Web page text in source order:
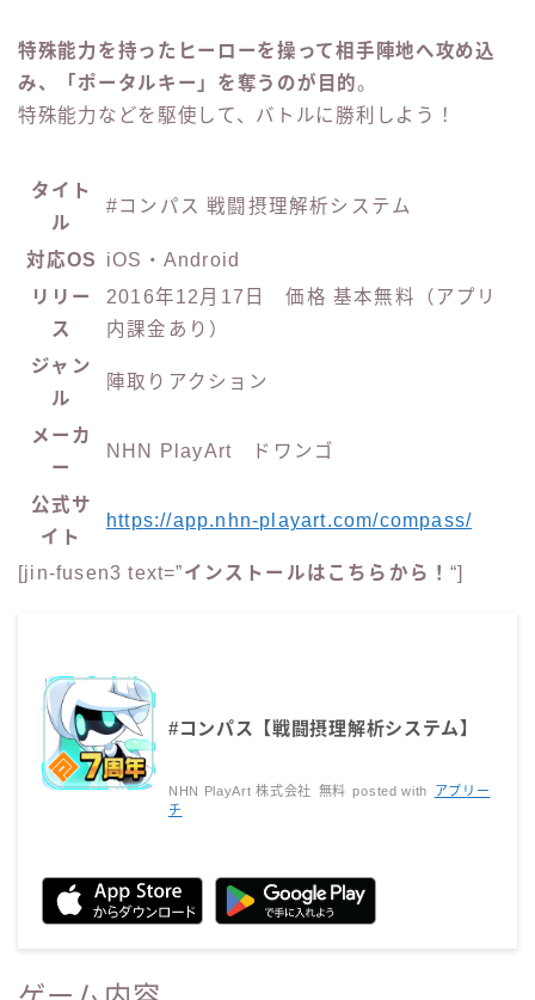
特殊能力を持ったヒーローを操って相手陣地へ攻め込
み、
「ポータルキー」を奪うのが目的。
特殊能力などを駆使して、バトルに勝利しよう！
タイト
ル
#コンパス 戦闘摂理解析システム
対応OS
iOS・Android
リリー
ス
2016年12月17日
価格 基本無料（アプリ
内課金あり）
ジャン
ル
陣取りアクション
メーカ
ー
NHN PlayArt ドワンゴ
公式サ
イト
https://app.nhn-playart.com/compass/
[jin-fusen3 text=”インストールはこちらから！“]
#コンパス【戦闘摂理解析システム】
NHN PlayArt 株式会社 無料 posted with
アプリー
チ